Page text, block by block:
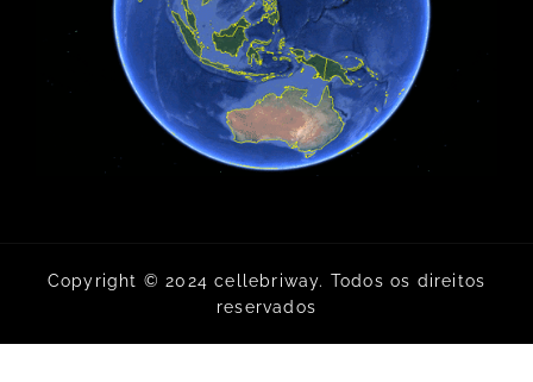
Copyright © 2024 cellebriway. Todos os direitos
reservados